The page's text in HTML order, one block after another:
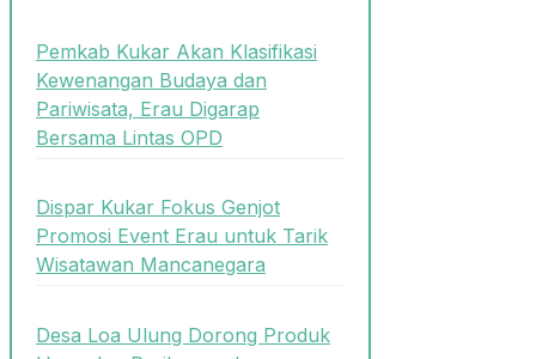
Pemkab Kukar Akan Klasifikasi
Kewenangan Budaya dan
Pariwisata, Erau Digarap
Bersama Lintas OPD
Dispar Kukar Fokus Genjot
Promosi Event Erau untuk Tarik
Wisatawan Mancanegara
Desa Loa Ulung Dorong Produk